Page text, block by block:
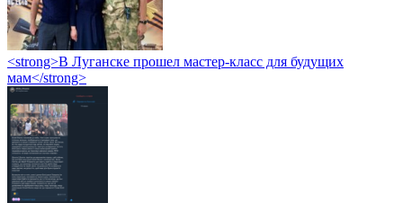
<strong>В Луганске прошел мастер-класс для будущих
мам</strong>